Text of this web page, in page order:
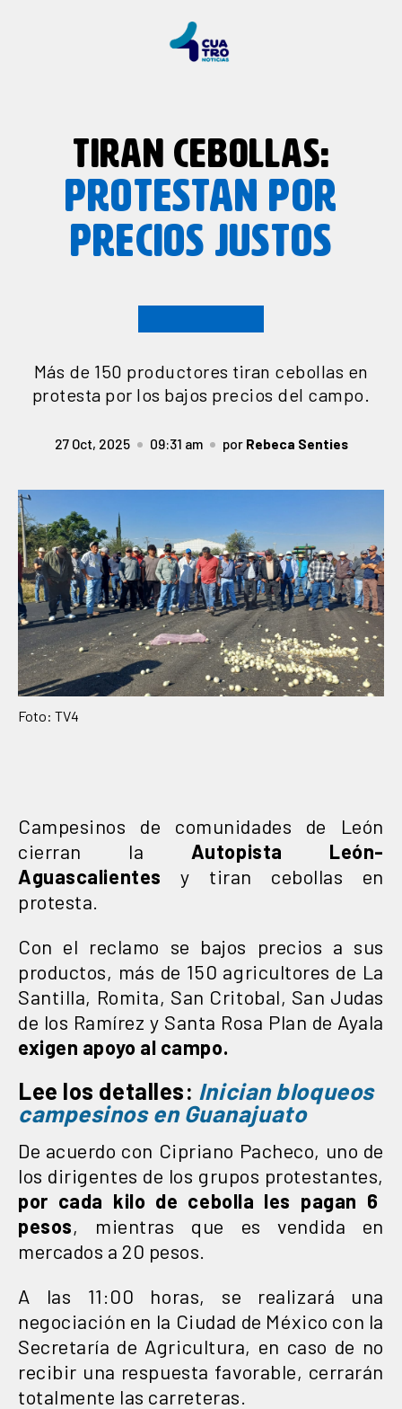
TIRAN CEBOLLAS:
PROTESTAN POR
PRECIOS JUSTOS
Más de 150 productores tiran cebollas en
protesta por los bajos precios del campo.
27 Oct, 2025 09:31 am por Rebeca Senties
Foto: TV4
Campesinos de comunidades de León
cierran la Autopista León-
Aguascalientes y tiran cebollas en
protesta.
Con el reclamo se bajos precios a sus
productos, más de 150 agricultores de La
Santilla, Romita, San Critobal, San Judas
de los Ramírez y Santa Rosa Plan de Ayala
exigen apoyo al campo.
Lee los detalles: Inician bloqueos
campesinos en Guanajuato
De acuerdo con Cipriano Pacheco, uno de
los dirigentes de los grupos protestantes,
por cada kilo de cebolla les pagan 6
pesos, mientras que es vendida en
mercados a 20 pesos.
A las 11:00 horas, se realizará una
negociación en la Ciudad de México con la
Secretaría de Agricultura, en caso de no
recibir una respuesta favorable, cerrarán
totalmente las carreteras.